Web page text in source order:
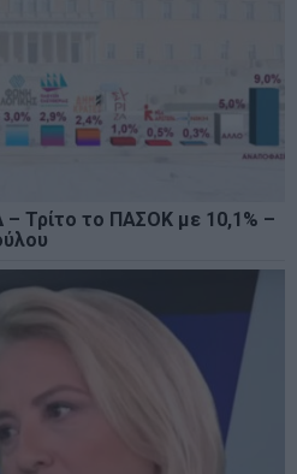
Τρίτο το ΠΑΣΟΚ με 10,1% –